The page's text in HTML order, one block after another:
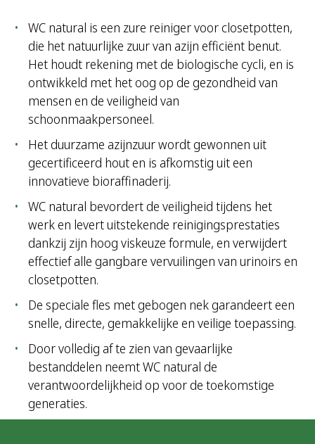
WC natural is een zure reiniger voor closetpotten,
die het natuurlijke zuur van azijn efficiënt benut.
Het houdt rekening met de biologische cycli, en is
ontwikkeld met het oog op de gezondheid van
mensen en de veiligheid van
schoonmaakpersoneel.
Het duurzame azijnzuur wordt gewonnen uit
gecertificeerd hout en is afkomstig uit een
innovatieve bioraffinaderij.
WC natural bevordert de veiligheid tijdens het
werk en levert uitstekende reinigingsprestaties
dankzij zijn hoog viskeuze formule, en verwijdert
effectief alle gangbare vervuilingen van urinoirs en
closetpotten.
De speciale fles met gebogen nek garandeert een
snelle, directe, gemakkelijke en veilige toepassing.
Door volledig af te zien van gevaarlijke
bestanddelen neemt WC natural de
verantwoordelijkheid op voor de toekomstige
generaties.